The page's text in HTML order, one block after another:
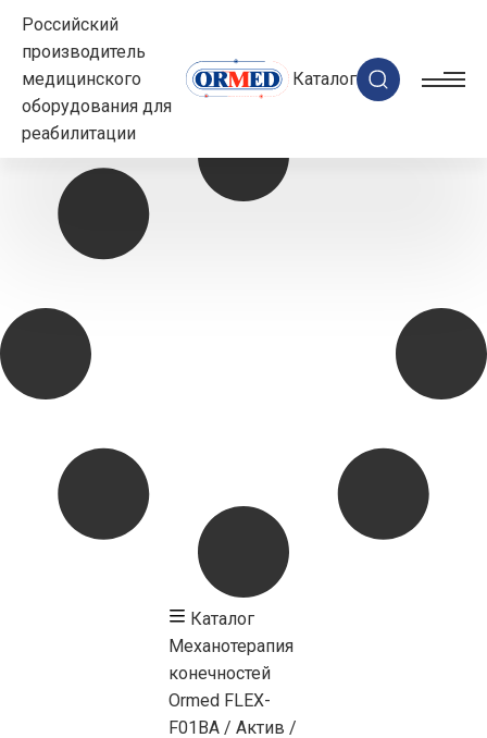
Каталог
Механотерапия
конечностей
Ormed FLEX-
F01BA / Актив /
Российский
производитель
медицинского
оборудования для
реабилитации
Каталог